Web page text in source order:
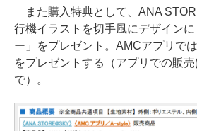
また購入特典として、ANA
行機イラストを切手風にデザイン
ー」をプレゼント。AMCアプリで
をプレゼントする（アプリでの販
で）。